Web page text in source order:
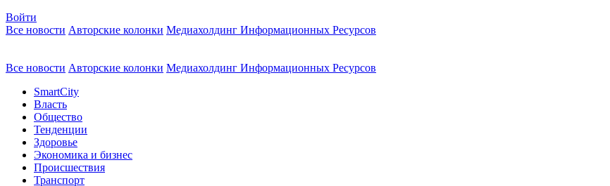
Войти
Все новости Авторские колонки Медиахолдинг Информационных Ресурсов
Все новости Авторские колонки Медиахолдинг Информационных Ресурсов
SmartCity
Власть
Общество
Тенденции
Здоровье
Экономика и бизнес
Происшествия
Транспорт